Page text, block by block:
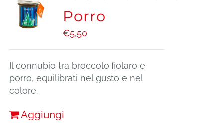
Porro
€5,50
Il connubio tra broccolo fiolaro e
porro, equilibrati nel gusto e nel
colore.
Aggiungi